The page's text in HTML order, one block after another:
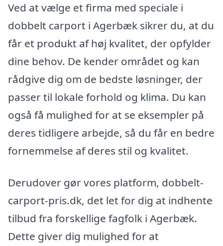
Ved at vælge et firma med speciale i
dobbelt carport i Agerbæk sikrer du, at du
får et produkt af høj kvalitet, der opfylder
dine behov. De kender området og kan
rådgive dig om de bedste løsninger, der
passer til lokale forhold og klima. Du kan
også få mulighed for at se eksempler på
deres tidligere arbejde, så du får en bedre
fornemmelse af deres stil og kvalitet.
Derudover gør vores platform, dobbelt-
carport-pris.dk, det let for dig at indhente
tilbud fra forskellige fagfolk i Agerbæk.
Dette giver dig mulighed for at